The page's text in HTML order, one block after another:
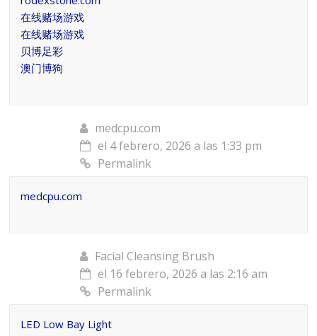
在线赌场游戏
在线赌场游戏
贝博足彩
澳门博狗
medcpu.com
el 4 febrero, 2026 a las 1:33 pm
Permalink
medcpu.com
Facial Cleansing Brush
el 16 febrero, 2026 a las 2:16 am
Permalink
LED Low Bay Light